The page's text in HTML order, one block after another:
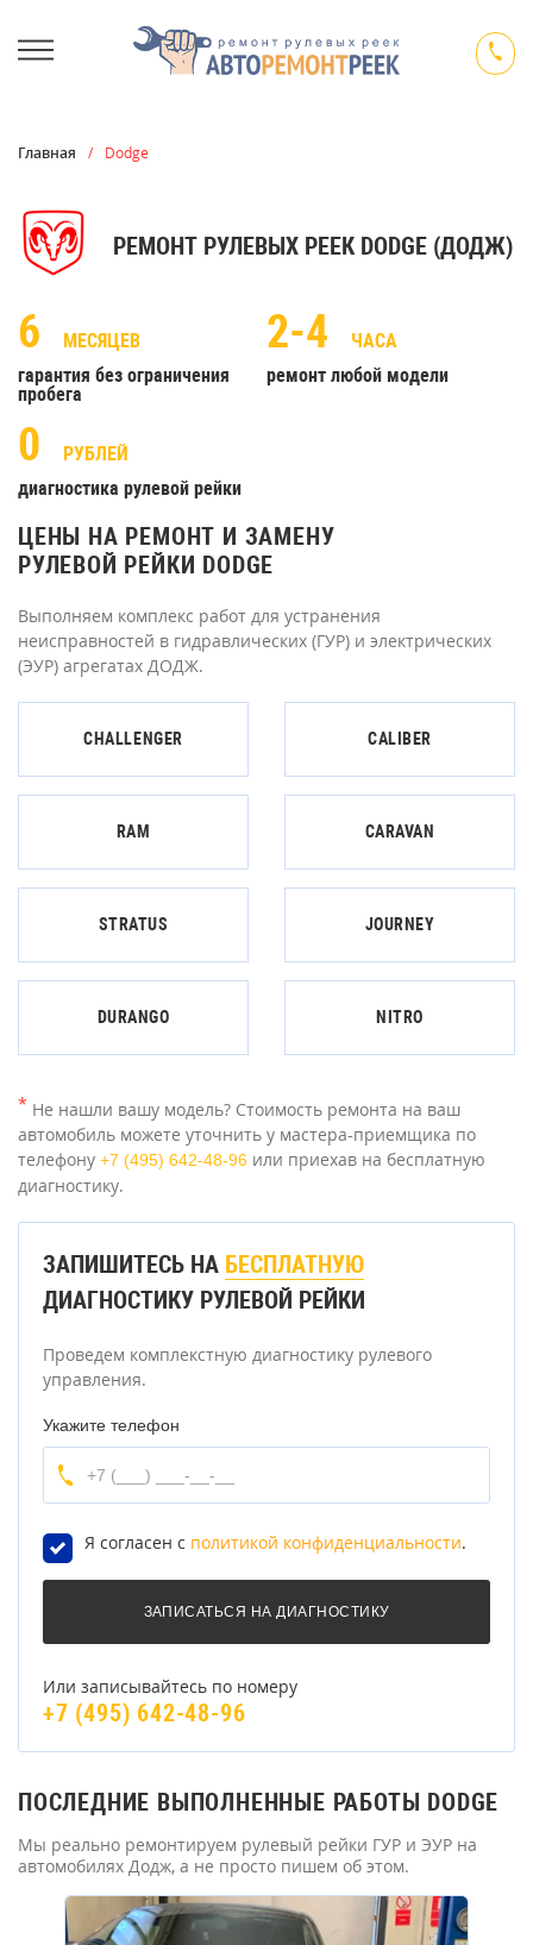
Главная / Dodge
РЕМОНТ РУЛЕВЫХ РЕЕК DODGE (ДОДЖ)
6
МЕСЯЦЕВ
гарантия без ограничения
пробега
2-4
ЧАСА
ремонт любой модели
0
РУБЛЕЙ
диагностика рулевой рейки
ЦЕНЫ НА РЕМОНТ И ЗАМЕНУ
РУЛЕВОЙ РЕЙКИ DODGE
Выполняем комплекс работ для устранения
неисправностей в гидравлических (ГУР) и электрических
(ЭУР) агрегатах ДОДЖ.
CHALLENGER CALIBER
RAM CARAVAN
STRATUS JOURNEY
DURANGO NITRO
* Не нашли вашу модель? Стоимость ремонта на ваш
автомобиль можете уточнить у мастера-приемщика по
телефону +7 (495) 642-48-96 или приехав на бесплатную
диагностику.
ЗАПИШИТЕСЬ НА БЕСПЛАТНУЮ
ДИАГНОСТИКУ РУЛЕВОЙ РЕЙКИ
Проведем комплекстную диагностику рулевого
управления.
Укажите телефон
Я согласен с политикой конфиденциальности.
Или записывайтесь по номеру
+7 (495) 642-48-96
ПОСЛЕДНИЕ ВЫПОЛНЕННЫЕ РАБОТЫ DODGE
Мы реально ремонтируем рулевый рейки ГУР и ЭУР на
автомобилях Додж, а не просто пишем об этом.